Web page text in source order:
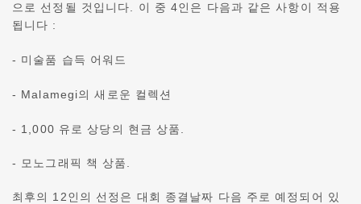
으로 선정될 것입니다. 이 중 4인은 다음과 같은 사항이 적용
됩니다 :
- 미술품 습득 어워드
- Malamegi의 새로운 컬렉션
- 1,000 유로 상당의 현금 상품.
- 모노그래픽 책 상품.
최후의 12인의 선정은 대회 종결날짜 다음 주로 예정되어 있